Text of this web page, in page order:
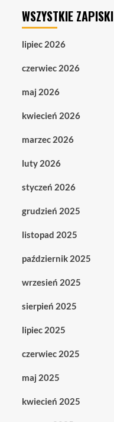
WSZYSTKIE ZAPISKI
lipiec 2026
czerwiec 2026
maj 2026
kwiecień 2026
marzec 2026
luty 2026
styczeń 2026
grudzień 2025
listopad 2025
październik 2025
wrzesień 2025
sierpień 2025
lipiec 2025
czerwiec 2025
maj 2025
kwiecień 2025